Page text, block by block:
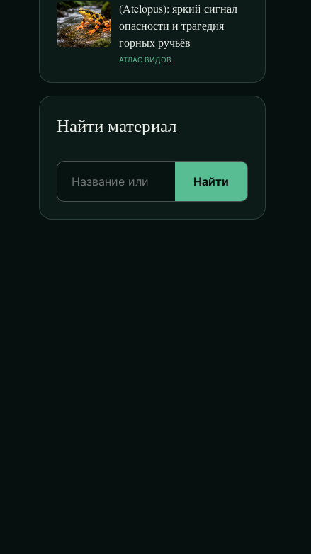
(Atelopus): яркий сигнал
опасности и трагедия
горных ручьёв
АТЛАС ВИДОВ
Найти материал
Найти